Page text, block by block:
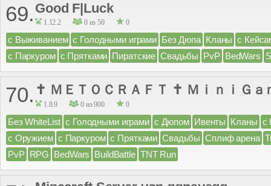
69. Good F|Luck
1.12.2 0 из 50 0
с Выживанием с Голодными играми Без Дюпа Кланы с
с Паркуром с Прятками Пиратские Свадьбы PvP BedWars
70. ✝ ＭＥＴＯＣＲＡＦＴ ✝ ＭｉｎｉＧａ
1.8.9 0 из 900 0
Без WhiteList с Голодными играми с Дюпом Ивенты Кланы с
с Оружием с Паркуром с Прятками Свадьбы Сплиф арена
PvP RPG BedWars BuildBattle TNT Run